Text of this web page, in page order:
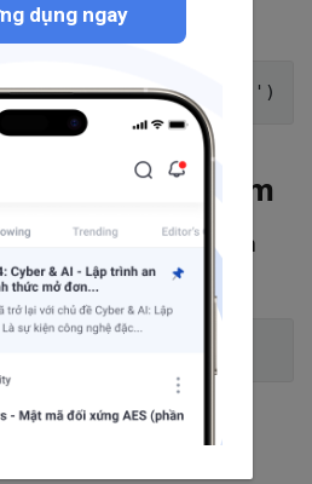
một thời điểm
Filter tại một thời điểm
dụng ngay